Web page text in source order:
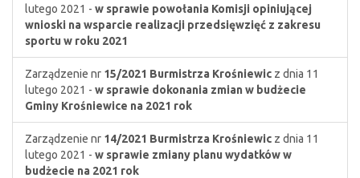
lutego 2021 - w sprawie powołania Komisji opiniującej
wnioski na wsparcie realizacji przedsięwzięć z zakresu
sportu w roku 2021
Zarządzenie nr 15/2021 Burmistrza Krośniewic z dnia 11
lutego 2021 - w sprawie dokonania zmian w budżecie
Gminy Krośniewice na 2021 rok
Zarządzenie nr 14/2021 Burmistrza Krośniewic z dnia 11
lutego 2021 - w sprawie zmiany planu wydatków w
budżecie na 2021 rok